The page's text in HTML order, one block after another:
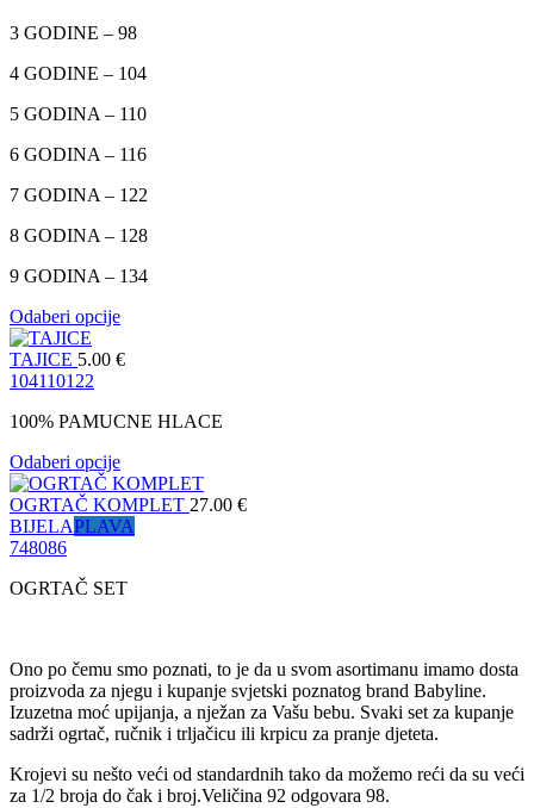
3 GODINE – 98
4 GODINE – 104
5 GODINA – 110
6 GODINA – 116
7 GODINA – 122
8 GODINA – 128
9 GODINA – 134
Odaberi opcije
TAJICE 5.00 €
104110122
100% PAMUCNE HLACE
Odaberi opcije
OGRTAČ KOMPLET 27.00 €
BIJELAPLAVA
748086
OGRTAČ SET
Ono po čemu smo poznati, to je da u svom asortimanu imamo dosta
proizvoda za njegu i kupanje svjetski poznatog brand Babyline.
Izuzetna moć upijanja, a nježan za Vašu bebu. Svaki set za kupanje
sadrži ogrtač, ručnik i trljačicu ili krpicu za pranje djeteta.
Krojevi su nešto veći od standardnih tako da možemo reći da su veći
za 1/2 broja do čak i broj.Veličina 92 odgovara 98.